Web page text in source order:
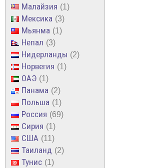
Малайзия 1
Мексика 3
Мьянма 1
Непал 3
Нидерланды 2
Норвегия 1
ОАЭ 1
Панама 2
Польша 1
Россия 69
Сирия 1
США 11
Таиланд 2
Тунис 1